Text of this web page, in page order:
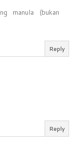
manula (bukan
Reply
Reply